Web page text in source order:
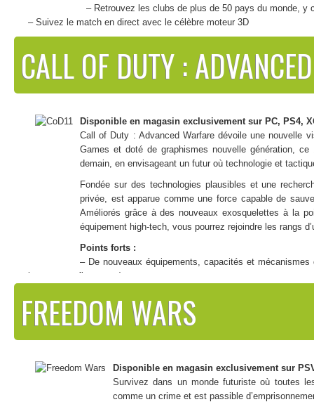
– Retrouvez les clubs de plus de 50 pays du monde, y
– Suivez le match en direct avec le célèbre moteur 3D
CALL OF DUTY :
Disponible en magasin exclusivement sur PC, PS4,
Call of Duty : Advanced Warfare dévoile une nouvelle
Games et doté de graphismes nouvelle génération,
demain, en envisageant un futur où technologie et
Fondée sur des technologies plausibles et une
privée, est apparue comme une force capable de
Améliorés grâce à des nouveaux exosquelettes à la
équipement high-tech, vous pourrez rejoindre les rangs
Points forts :
– De nouveaux équipements, capacités et
lutte, camouflage, etc.)
– Utilisez les capacités de l’exosquelette aussi bien dans le mode
FREEDOM WARS
Disponible en magasin exclusivement sur
Survivez dans un monde futuriste où toutes
comme un crime et est passible